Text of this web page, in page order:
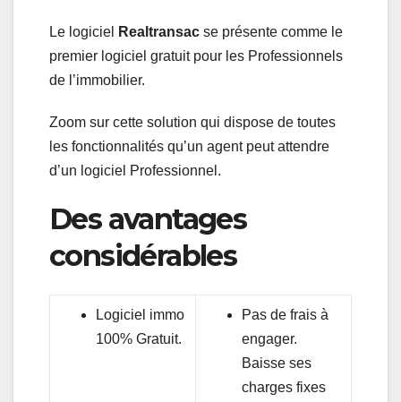
Le logiciel Realtransac se présente comme le
premier logiciel gratuit pour les Professionnels
de l’immobilier.
Zoom sur cette solution qui dispose de toutes
les fonctionnalités qu’un agent peut attendre
d’un logiciel Professionnel.
Des avantages
considérables
Logiciel immo
100% Gratuit.
Pas de frais à
engager.
Baisse ses
charges fixes